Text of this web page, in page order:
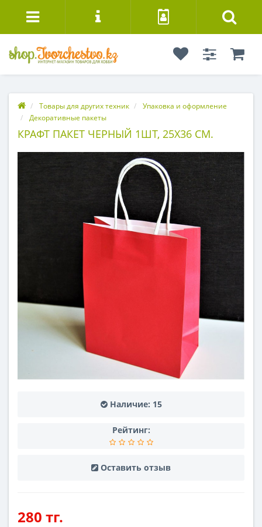
Товары для других техник
Упаковка и оформление
Декоративные пакеты
КРАФТ ПАКЕТ ЧЕРНЫЙ 1ШТ, 25Х36 СМ.
Наличие: 15
Рейтинг:
Оставить отзыв
280 тг.